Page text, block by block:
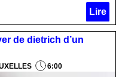
Lire
de dietrich d’un
6:00